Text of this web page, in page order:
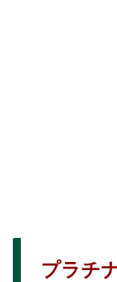
プラチ